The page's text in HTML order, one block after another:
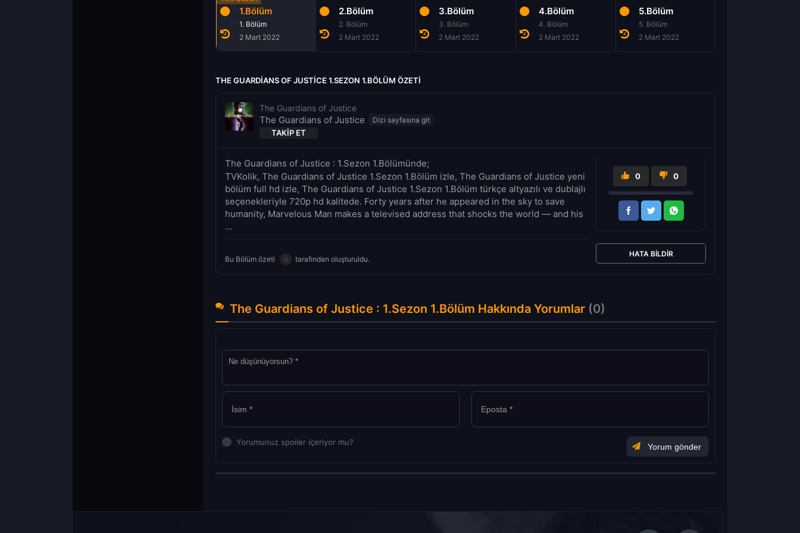
1.Bölüm
1. Bölüm
2 Mart 2022
2.Bölüm
2. Bölüm
2 Mart 2022
3.Bölüm
3. Bölüm
2 Mart 2022
4.Bölüm
4. Bölüm
2 Mart 2022
5.Bölüm
5. Bölüm
2 Mart 2022
THE GUARDIANS OF JUSTICE 1.SEZON 1.BÖLÜM ÖZETI
The Guardians of Justice
The Guardians of Justice
TAKIP ET
The Guardians of Justice : 1.Sezon 1.Bölümünde;
TVKolik, The Guardians of Justice 1.Sezon 1.Bölüm izle, The Guardians of Justice yeni
bölüm full hd izle, The Guardians of Justice 1.Sezon 1.Bölüm türkçe altyazılı ve dublajlı
seçenekleriyle 720p hd kalitede. Forty years after he appeared in the sky to save
humanity, Marvelous Man makes a televised address that shocks the world — and his
...
Bu Bölüm özeti tarafından oluşturuldu.
0 0
HATA BILDIR
The Guardians of Justice : 1.Sezon 1.Bölüm Hakkında Yorumlar (0)
Yorumunuz spoiler içeriyor mu?